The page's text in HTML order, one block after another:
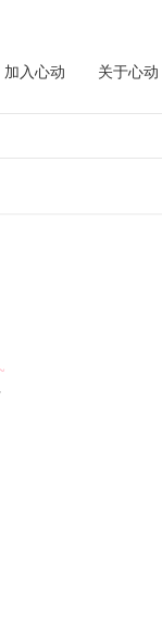
加入心动 关于心动